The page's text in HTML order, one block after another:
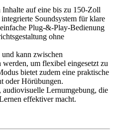
auf eine bis zu 150-Zoll
Soundsystem für klare
Plug-&-Play-Bedienung
ohne
kann zwischen
werden, um flexibel eingesetzt zu
bietet zudem eine praktische
oder Hörübungen.
audiovisuelle Lernumgebung, die
effektiver macht.